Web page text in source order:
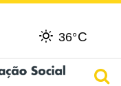
36°C